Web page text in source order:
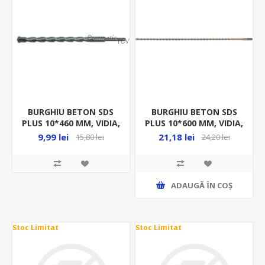
BURGHIU BETON SDS
PLUS 10*460 MM, VIDIA,
23723
9,99 lei 15,80 lei
BURGHIU BETON SDS
PLUS 10*600 MM, VIDIA,
YT-4213
21,18 lei 24,20 lei
ADAUGĂ ȊN COŞ
Stoc Limitat Stoc Limitat